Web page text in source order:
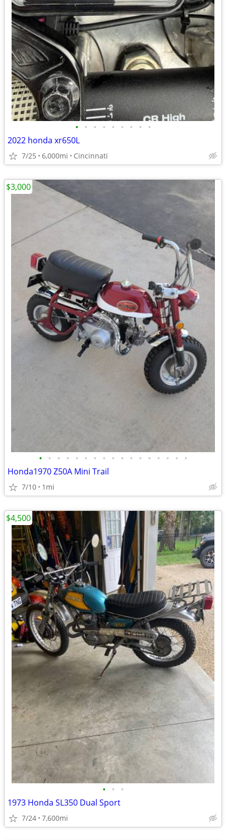
• • • • • • • • •
2022 honda xr650L
7/25 6,000mi Cincinnati
• • • • • • • • • • • • • • • • •
Honda1970 Z50A Mini Trail
7/10 1mi
$3,000
• • •
1973 Honda SL350 Dual Sport
7/24 7,600mi
$4,500